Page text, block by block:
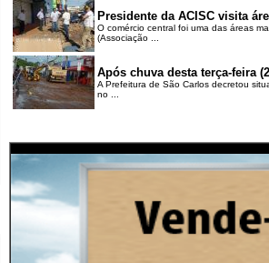
Presidente da ACISC visita
O comércio central foi uma das áreas
(Associação ...
Após chuva desta terça-feira
A Prefeitura de São Carlos decretou
no ...